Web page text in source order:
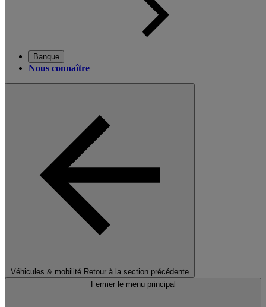
Banque
Nous connaître
Véhicules & mobilité Retour à la section précédente
Fermer le menu principal